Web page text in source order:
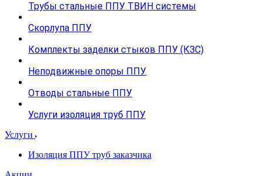
Трубы стальные ППУ ТВИН системы
Скорлупа ППУ
Комплекты заделки стыков ППУ (КЗС)
Неподвижные опоры ППУ
Отводы стальные ППУ
Услуги изоляция труб ППУ
Услуги
Изоляция ППУ труб заказчика